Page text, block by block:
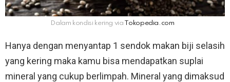
Dalam kondisi kering via Tokopedia.com
Hanya dengan menyantap 1 sendok makan biji selasih
yang kering maka kamu bisa mendapatkan suplai
mineral yang cukup berlimpah. Mineral yang dimaksud